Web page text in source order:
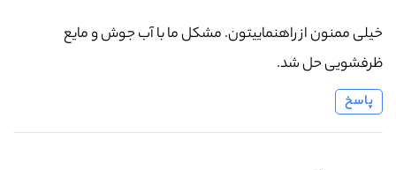
خیلی ممنون از راهنماییتون. مشکل ما با آب جوش و مایع
ظرفشویی حل شد.
پاسخ